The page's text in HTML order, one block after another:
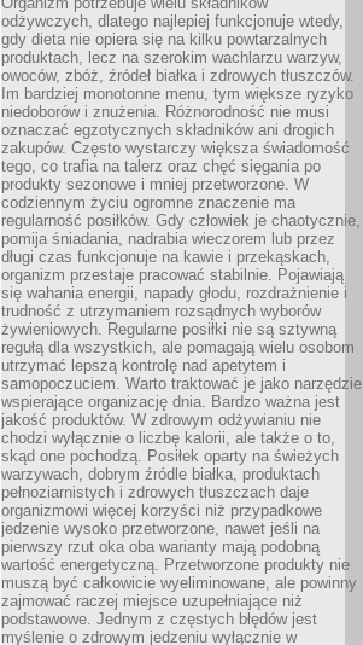
odżywczych, dlatego najlepiej funkcjonuje wtedy,
gdy dieta nie opiera się na kilku powtarzalnych
produktach, lecz na szerokim wachlarzu warzyw,
owoców, zbóż, źródeł białka i zdrowych tłuszczów.
Im bardziej monotonne menu, tym większe ryzyko
niedoborów i znużenia. Różnorodność nie musi
oznaczać egzotycznych składników ani drogich
zakupów. Często wystarczy większa świadomość
tego, co trafia na talerz oraz chęć sięgania po
produkty sezonowe i mniej przetworzone. W
codziennym życiu ogromne znaczenie ma
regularność posiłków. Gdy człowiek je chaotycznie,
pomija śniadania, nadrabia wieczorem lub przez
długi czas funkcjonuje na kawie i przekąskach,
organizm przestaje pracować stabilnie. Pojawiają
się wahania energii, napady głodu, rozdrażnienie i
trudność z utrzymaniem rozsądnych wyborów
żywieniowych. Regularne posiłki nie są sztywną
regułą dla wszystkich, ale pomagają wielu osobom
utrzymać lepszą kontrolę nad apetytem i
samopoczuciem. Warto traktować je jako narzędzie
wspierające organizację dnia. Bardzo ważna jest
jakość produktów. W zdrowym odżywianiu nie
chodzi wyłącznie o liczbę kalorii, ale także o to,
skąd one pochodzą. Posiłek oparty na świeżych
warzywach, dobrym źródle białka, produktach
pełnoziarnistych i zdrowych tłuszczach daje
organizmowi więcej korzyści niż przypadkowe
jedzenie wysoko przetworzone, nawet jeśli na
pierwszy rzut oka oba warianty mają podobną
wartość energetyczną. Przetworzone produkty nie
muszą być całkowicie wyeliminowane, ale powinny
zajmować raczej miejsce uzupełniające niż
podstawowe. Jednym z częstych błędów jest
myślenie o zdrowym jedzeniu wyłącznie w